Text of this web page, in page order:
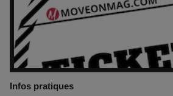
Infos pratiques